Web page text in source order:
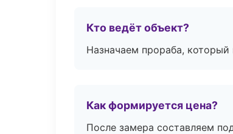
Кто ведёт объект?
Назначаем прораба, который
Как формируется цена?
После замера составляем